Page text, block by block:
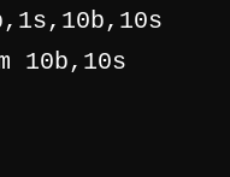
10b,10s